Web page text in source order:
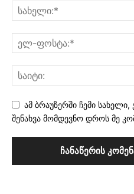
ამ ბრაუზერში ჩემი
შენახვა მომდევნო დროს მე